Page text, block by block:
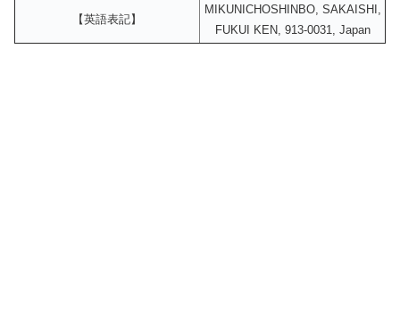
【英語表記】
MIKUNICHOSHINBO, SAKAISHI,
FUKUI KEN, 913-0031, Japan